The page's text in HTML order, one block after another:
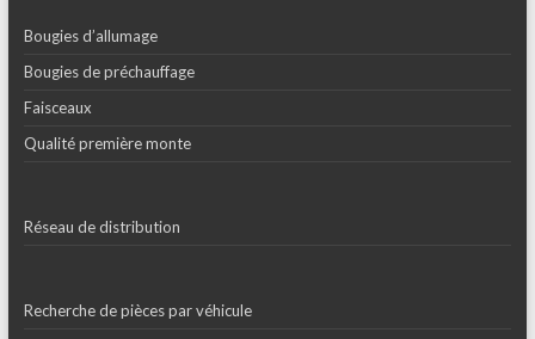
Bougies d’allumage
Bougies de préchauffage
Faisceaux
Qualité première monte
Réseau de distribution
Recherche de pièces par véhicule